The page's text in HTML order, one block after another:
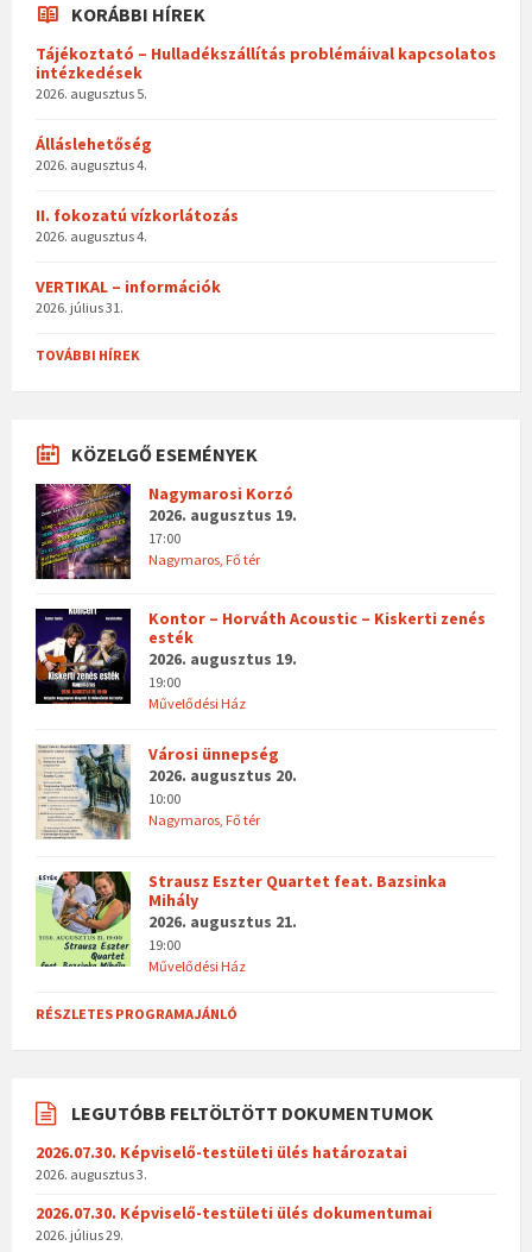
KORÁBBI HÍREK
Tájékoztató – Hulladékszállítás problémáival kapcsolatos
intézkedések
2026. augusztus 5.
Álláslehetőség
2026. augusztus 4.
II. fokozatú vízkorlátozás
2026. augusztus 4.
VERTIKAL – információk
2026. július 31.
TOVÁBBI HÍREK
KÖZELGŐ ESEMÉNYEK
Nagymarosi Korzó
2026. augusztus 19.
17:00
Nagymaros, Fő tér
Kontor – Horváth Acoustic – Kiskerti zenés
esték
2026. augusztus 19.
19:00
Művelődési Ház
Városi ünnepség
2026. augusztus 20.
10:00
Nagymaros, Fő tér
Strausz Eszter Quartet feat. Bazsinka
Mihály
2026. augusztus 21.
19:00
Művelődési Ház
RÉSZLETES PROGRAMAJÁNLÓ
LEGUTÓBB FELTÖLTÖTT DOKUMENTUMOK
2026.07.30. Képviselő-testületi ülés határozatai
2026. augusztus 3.
2026.07.30. Képviselő-testületi ülés dokumentumai
2026. július 29.